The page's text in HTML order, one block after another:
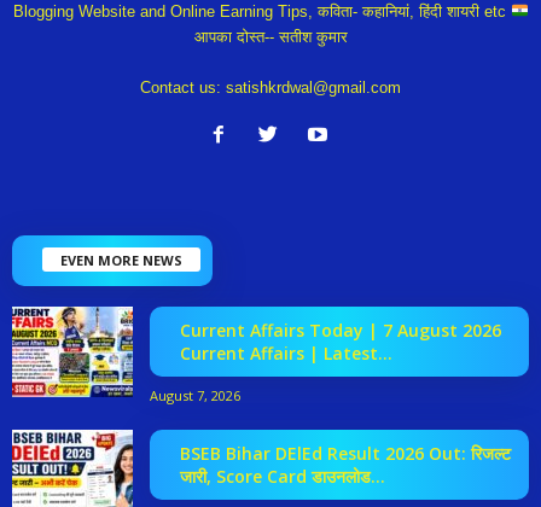
Blogging Website and Online Earning Tips, कविता- कहानियां, हिंदी शायरी etc
आपका दोस्त-- सतीश कुमार
Contact us: satishkrdwal@gmail.com
EVEN MORE NEWS
Current Affairs Today | 7 August 2026
Current Affairs | Latest...
August 7, 2026
BSEB Bihar DElEd Result 2026 Out: रिजल्ट
जारी, Score Card डाउनलोड...